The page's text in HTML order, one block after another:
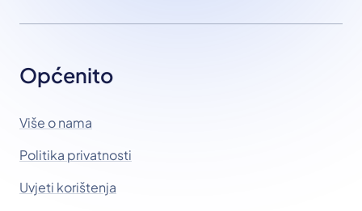
Općenito
Više o nama
Politika privatnosti
Uvjeti korištenja